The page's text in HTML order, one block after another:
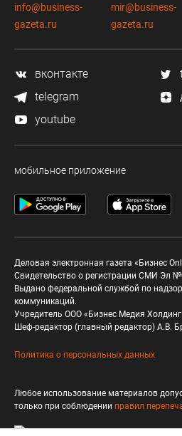
info@business-
gazeta.ru
mir@business-
gazeta.ru
вконтакте
telegram
youtube
мобильное приложение
Деловая электронная газета «Бизнес
Свидетельство о регистрации СМИ Эл
Выдано федеральной службой по
коммуникаций.
Учредитель ООО «Бизнес Медия
Шеф-редактор (главный редактор) А.В.
Политика о персональных данных
Любое использование материалов
только при соблюдении правил